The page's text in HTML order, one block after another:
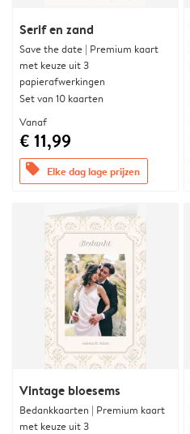
Serif en zand
Save the date | Premium kaart
met keuze uit 3
papierafwerkingen
Set van 10 kaarten
Vanaf
€ 11,99
offers Elke dag lage prijzen
Vintage bloesems
Bedankkaarten | Premium kaart
met keuze uit 3